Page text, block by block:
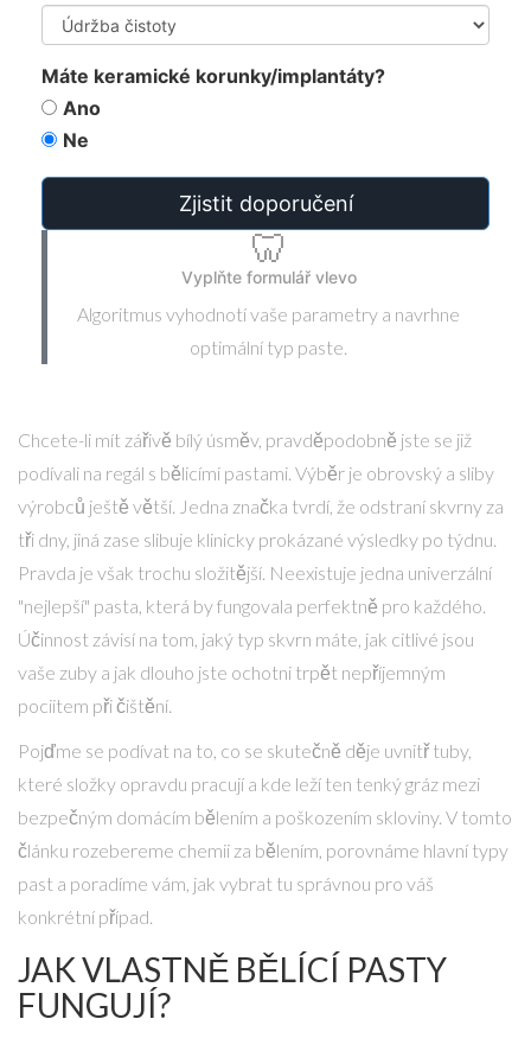
Máte keramické korunky/implantáty?
Ano
Ne
Zjistit doporučení
🦷
Vyplňte formulář vlevo
Algoritmus vyhodnotí vaše parametry a navrhne
optimální typ paste.
Chcete-li mít zářivě bílý úsměv, pravděpodobně jste se již
podívali na regál s bělicími pastami. Výběr je obrovský a sliby
výrobců ještě větší. Jedna značka tvrdí, že odstraní skvrny za
tři dny, jiná zase slibuje klinicky prokázané výsledky po týdnu.
Pravda je však trochu složitější. Neexistuje jedna univerzální
"nejlepší" pasta, která by fungovala perfektně pro každého.
Účinnost závisí na tom, jaký typ skvrn máte, jak citlivé jsou
vaše zuby a jak dlouho jste ochotni trpět nepříjemným
pociitem při čištění.
Pojďme se podívat na to, co se skutečně děje uvnitř tuby,
které složky opravdu pracují a kde leží ten tenký gráz mezi
bezpečným domácím bělením a poškozením skloviny. V tomto
článku rozebereme chemii za bělením, porovnáme hlavní typy
past a poradíme vám, jak vybrat tu správnou pro váš
konkrétní případ.
JAK VLASTNĚ BĚLÍCÍ PASTY
FUNGUJÍ?